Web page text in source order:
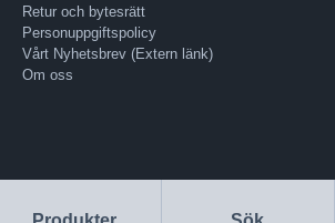
Retur och bytesrätt
Personuppgiftspolicy
Vårt Nyhetsbrev (Extern länk)
Om oss